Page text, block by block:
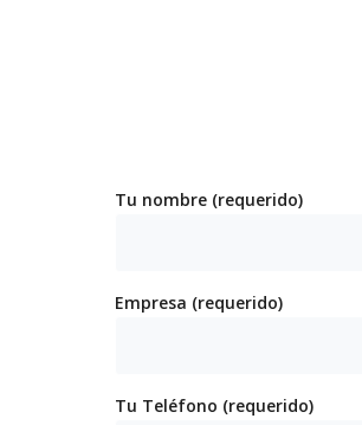
Tu nombre (requerido)
Empresa (requerido)
Tu Teléfono (requerido)